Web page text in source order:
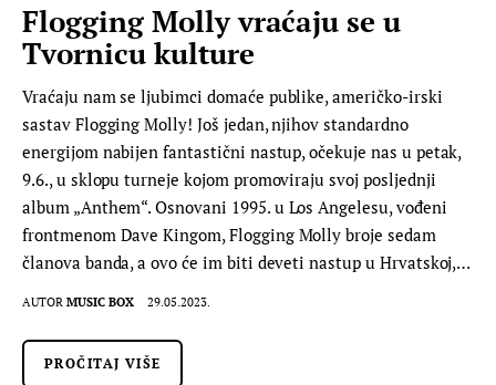
FILM
MUSIC BOX
Flogging Molly vraćaju se u
Tvornicu kulture
Vraćaju nam se ljubimci domaće publike, američko-irski
sastav Flogging Molly! Još jedan, njihov standardno
energijom nabijen fantastični nastup, očekuje nas u petak,
9.6., u sklopu turneje kojom promoviraju svoj posljednji
album „Anthem“. Osnovani 1995. u Los Angelesu, vođeni
frontmenom Dave Kingom, Flogging Molly broje sedam
članova banda, a ovo će im biti deveti nastup u Hrvatskoj,…
AUTOR MUSIC BOX 29.05.2023.
PROČITAJ VIŠE